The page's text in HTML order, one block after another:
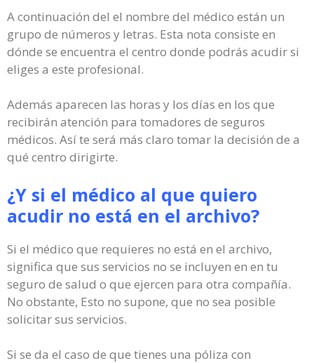
A continuación del el nombre del médico están un
grupo de números y letras. Esta nota consiste en
dónde se encuentra el centro donde podrás acudir si
eliges a este profesional.
Además aparecen las horas y los días en los que
recibirán atención para tomadores de seguros
médicos. Así te será más claro tomar la decisión de a
qué centro dirigirte.
¿Y si el médico al que quiero
acudir no está en el archivo?
Si el médico que requieres no está en el archivo,
significa que sus servicios no se incluyen en en tu
seguro de salud o que ejercen para otra compañía.
No obstante, Esto no supone, que no sea posible
solicitar sus servicios.
Si se da el caso de que tienes una póliza con